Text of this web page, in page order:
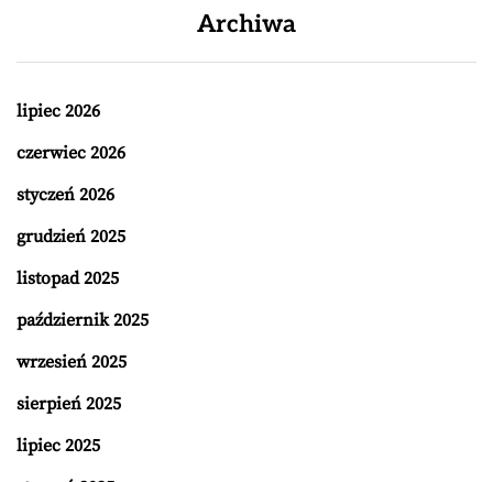
Archiwa
lipiec 2026
czerwiec 2026
styczeń 2026
grudzień 2025
listopad 2025
październik 2025
wrzesień 2025
sierpień 2025
lipiec 2025